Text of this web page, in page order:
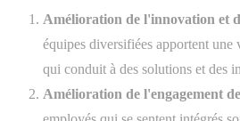
Amélioration de l'innovation et
équipes diversifiées apportent une
qui conduit à des solutions et des
Amélioration de l'engagement